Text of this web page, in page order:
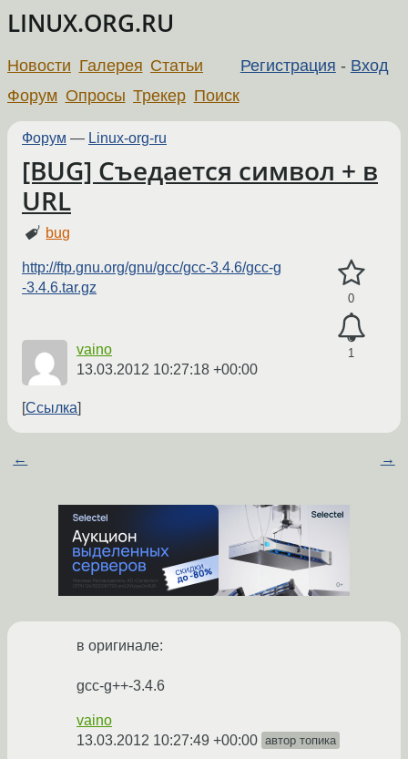
LINUX.ORG.RU
Регистрация - Вход
Новости Галерея Статьи
Форум Опросы Трекер Поиск
Форум — Linux-org-ru
[BUG] Съедается cимвол + в
URL
bug
0
1
http://ftp.gnu.org/gnu/gcc/gcc-3.4.6/gcc-g
-3.4.6.tar.gz
vaino
13.03.2012 10:27:18 +00:00
Ссылка
← →
в оригинале:
gcc-g++-3.4.6
vaino
13.03.2012 10:27:49 +00:00 автор топика